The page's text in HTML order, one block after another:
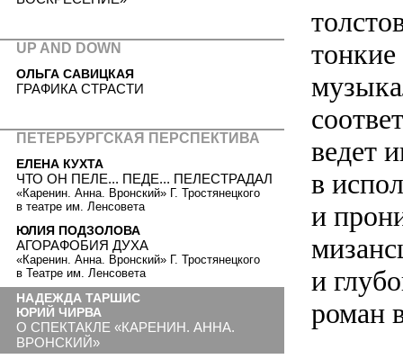
ведет
в
и
и
роман
UP AND DOWN
ОЛЬГА САВИЦКАЯ
ГРАФИКА СТРАСТИ
ПЕТЕРБУРГСКАЯ ПЕРСПЕКТИВА
ЕЛЕНА КУХТА
ЧТО ОН ПЕЛЕ... ПЕДЕ... ПЕЛЕСТРАДАЛ
«Каренин. Анна. Вронский» Г. Тростянецкого
в театре им. Ленсовета
ЮЛИЯ ПОДЗОЛОВА
АГОРАФОБИЯ ДУХА
«Каренин. Анна. Вронский» Г. Тростянецкого
в Театре им. Ленсовета
НАДЕЖДА ТАРШИС
ЮРИЙ ЧИРВА
О СПЕКТАКЛЕ «КАРЕНИН. АННА.
ВРОНСКИЙ»